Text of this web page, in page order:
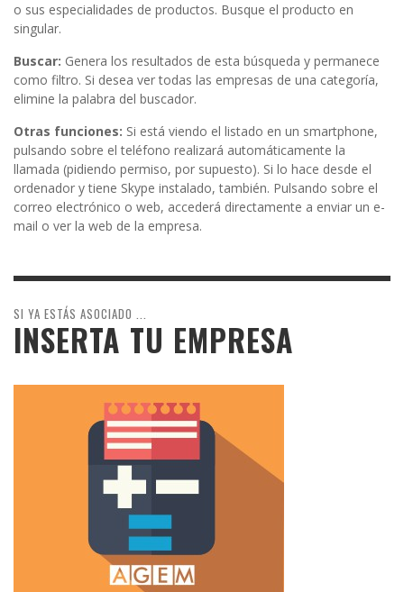
o sus especialidades de productos. Busque el producto en
singular.
Buscar: Genera los resultados de esta búsqueda y permanece
como filtro. Si desea ver todas las empresas de una categoría,
elimine la palabra del buscador.
Otras funciones: Si está viendo el listado en un smartphone,
pulsando sobre el teléfono realizará automáticamente la
llamada (pidiendo permiso, por supuesto). Si lo hace desde el
ordenador y tiene Skype instalado, también. Pulsando sobre el
correo electrónico o web, accederá directamente a enviar un e-
mail o ver la web de la empresa.
SI YA ESTÁS ASOCIADO ...
INSERTA TU EMPRESA